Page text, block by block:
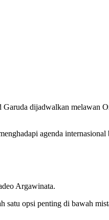
dijadwalkan melawan
agenda
Argawinata.
satu opsi penting di bawah